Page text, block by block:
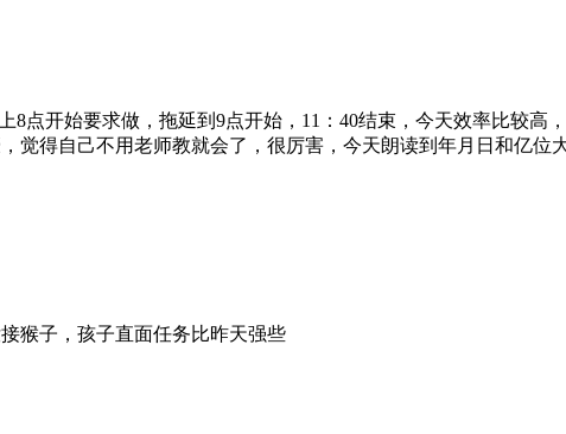
点开始要求做，拖延到9点开始，11：40结束，今天效率比较高
觉得自己不用老师教就会了，很厉害，今天朗读到年月日和亿
猴子，孩子直面任务比昨天强些